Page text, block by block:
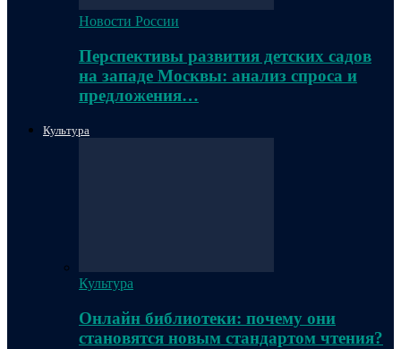
Новости России
Перспективы развития детских садов
на западе Москвы: анализ спроса и
предложения…
Культура
Культура
Онлайн библиотеки: почему они
становятся новым стандартом чтения?